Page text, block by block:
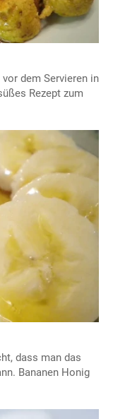
dem Servieren in
Rezept zum
dass man das
Bananen Honig